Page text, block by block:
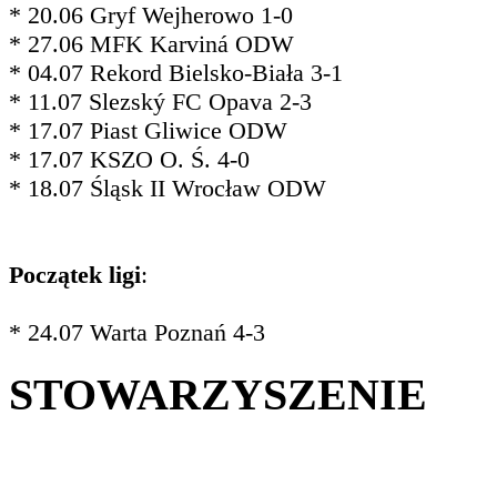
* 20.06 Gryf Wejherowo 1-0
* 27.06 MFK Karviná ODW
* 04.07 Rekord Bielsko-Biała 3-1
* 11.07 Slezský FC Opava 2-3
* 17.07 Piast Gliwice ODW
* 17.07 KSZO O. Ś. 4-0
* 18.07 Śląsk II Wrocław ODW
Początek ligi:
* 24.07 Warta Poznań 4-3
STOWARZYSZENIE